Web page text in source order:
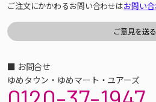
ご注文にかかわるお問い合わせはお問い
■ お問合せ
ゆめタウン・ゆめマート・ユアーズ